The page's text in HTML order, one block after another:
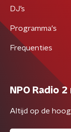
DJ’s
Programma's
Frequenties
NPO Radio
Altijd op de